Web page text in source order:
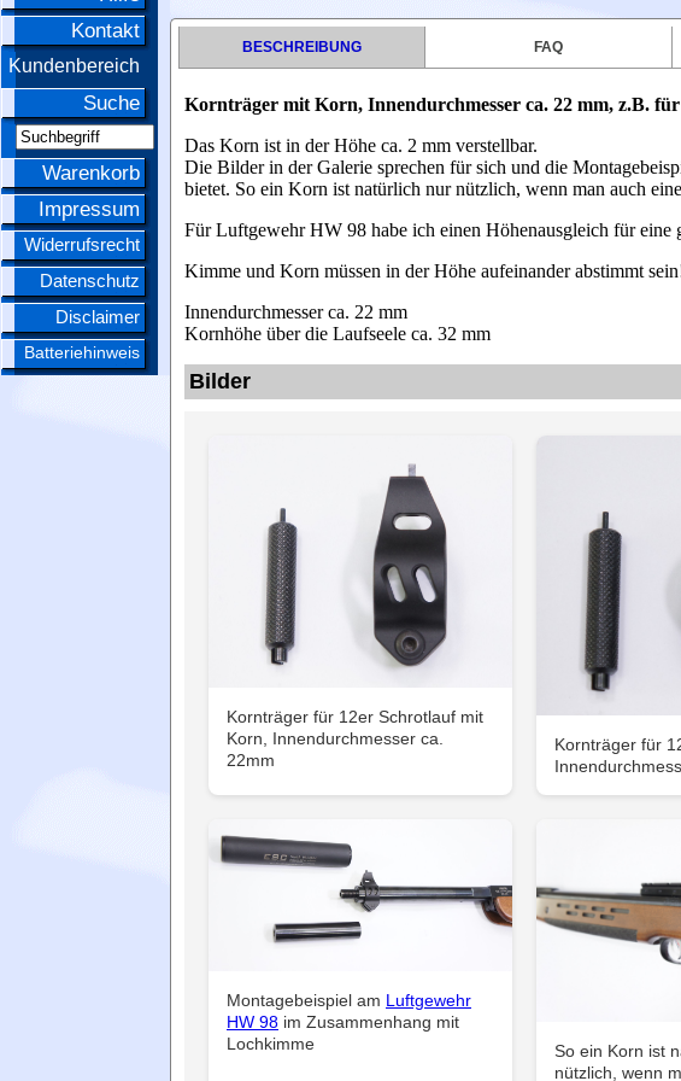
Kontakt
Kundenbereich
Suche
Warenkorb
Impressum
Widerrufsrecht
Datenschutz
Disclaimer
Batteriehinweis
BESCHREIBUNG FAQ
Kornträger mit Korn, Innendurchmesser ca. 22 mm, z.B.
Das Korn ist in der Höhe ca. 2 mm verstellbar.
Die Bilder in der Galerie sprechen für sich und die
bietet. So ein Korn ist natürlich nur nützlich, wenn man auch
Für Luftgewehr HW 98 habe ich einen Höhenausgleich für eine
Kimme und Korn müssen in der Höhe aufeinander abstimmt
Innendurchmesser ca. 22 mm
Kornhöhe über die Laufseele ca. 32 mm
Bilder
Kornträger für 12er Schrotlauf mit
Korn, Innendurchmesser ca.
22mm
Kornträger für
Montagebeispiel am Luftgewehr
HW 98 im Zusammenhang mit
Lochkimme
So ein Korn ist
nützlich, wenn